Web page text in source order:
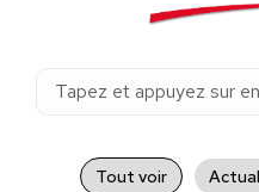
Recherche
Tout voir